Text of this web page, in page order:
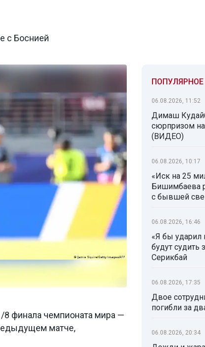
с Боснией
финала чемпионата мира —
матче,
ПОПУЛЯРНОЕ
06.08.2026, 11:52
Димаш
сюрпризом
(ВИДЕО)
06.08.2026, 10:17
«Иск на 25
Бишимбаева
с бывшей
06.08.2026, 16:46
«Я бы ударил
будут судить
Серикбай
06.08.2026, 17:35
Двое
погибли за
06.08.2026, 20:34